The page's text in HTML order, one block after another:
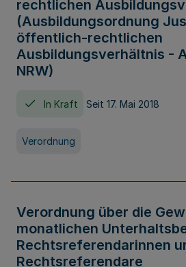
rechtlichen
(Ausbildungsordnung
öffentlich-rechtlichen
Ausbildungsverhältnis -
NRW)
In Kraft Seit 17. Mai 2018
Verordnung
Verordnung über die
monatlichen
Rechtsreferendarinnen
Rechtsreferendare